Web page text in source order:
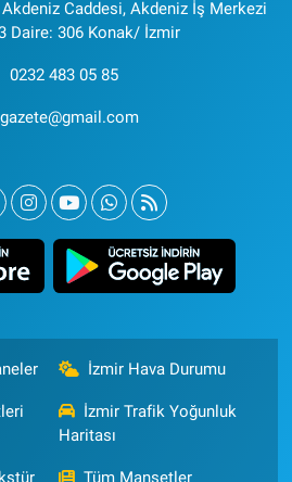
Caddesi, Akdeniz İş Merkezi
Daire: 306 Konak/ İzmir
0232 483 05 85
İzmir Hava Durumu
İzmir Trafik Yoğunluk
Haritası
Tüm Manşetler